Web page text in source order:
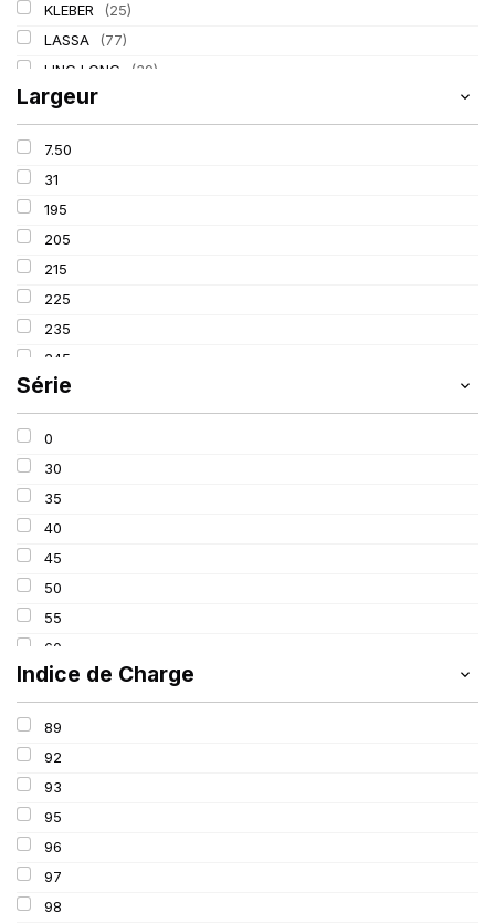
KLEBER
(25)
LASSA
(77)
LING LONG
(39)
MICHELIN
PIRELLI (110)
TIGAR
Largeur
7.50
31
195
205
215
225
235
245
255
265
275
285
295
305
315
325
Série
0
30
35
40
45
50
55
60
65
70
75
80
85
100
Indice de Charge
89
92
93
95
96
97
98